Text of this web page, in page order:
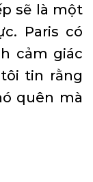
sẽ là một
Paris có
cảm giác
tin rằng
quên mà